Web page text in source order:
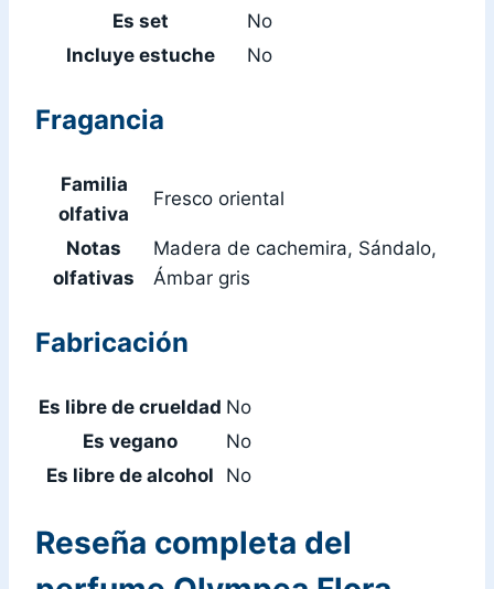
Es set
No
Incluye estuche
No
Fragancia
Familia
olfativa
Fresco oriental
Notas
olfativas
Madera de cachemira, Sándalo,
Ámbar gris
Fabricación
Es libre de crueldad No
Es vegano
No
Es libre de alcohol
No
Reseña completa del